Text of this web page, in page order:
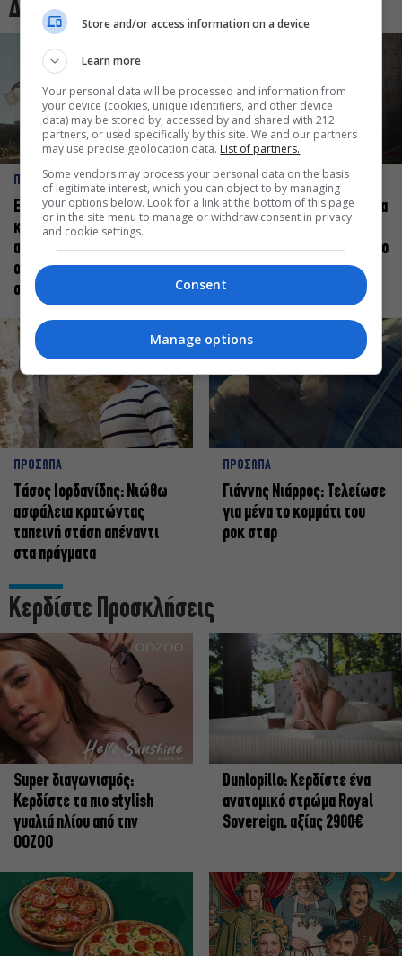
Δες και αυτό
ΠΡΟΣΩΠΑ
Ελεάνα Ανδρεούδη: Κάθε
καλλιτέχνης όταν
ανεβαίνει στη σκηνή
οφείλει να αισθάνεται
σταρ
ΠΡΟΣΩΠΑ
Βαγγέλης Μπίκος: Έμαθα να
δίνω αξία στο ποιος είμαι
πάνω στη σκηνή και όχι στο
πως χορεύω
ΠΡΟΣΩΠΑ
Tάσος Ιορδανίδης: Νιώθω
ασφάλεια κρατώντας
ταπεινή στάση απέναντι
στα πράγματα
ΠΡΟΣΩΠΑ
Γιάννης Νιάρρος: Τελείωσε
για μένα το κομμάτι του
ροκ σταρ
Κερδίστε Προσκλήσεις
Super διαγωνισμός:
Κερδίστε τα πιο stylish
γυαλιά ηλίου από την
OOZOO
Dunlopillo: Κερδίστε ένα
ανατομικό στρώμα Royal
Sovereign, αξίας 2900€
Store and/or access information on a device
Learn more
Your personal data will be processed and information from
your device (cookies, unique identifiers, and other device
data) may be stored by, accessed by and shared with 212
partners, or used specifically by this site. We and our partners
may use precise geolocation data. List of partners.
Some vendors may process your personal data on the basis
of legitimate interest, which you can object to by managing
your options below. Look for a link at the bottom of this page
or in the site menu to manage or withdraw consent in privacy
and cookie settings.
Consent
Manage options